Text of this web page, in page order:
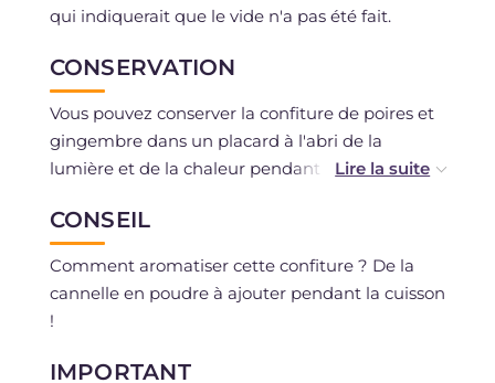
qui indiquerait que le vide n'a pas été fait.
CONSERVATION
Vous pouvez conserver la confiture de poires et
gingembre dans un placard à l'abri de la
lumière et de la chaleur pendant 2-3 mois. Si
réfrigérateur et consommez votre confiture
dans les 3-4 jours maximum.
CONSEIL
Comment aromatiser cette confiture ? De la
cannelle en poudre à ajouter pendant la cuisson
!
IMPORTANT